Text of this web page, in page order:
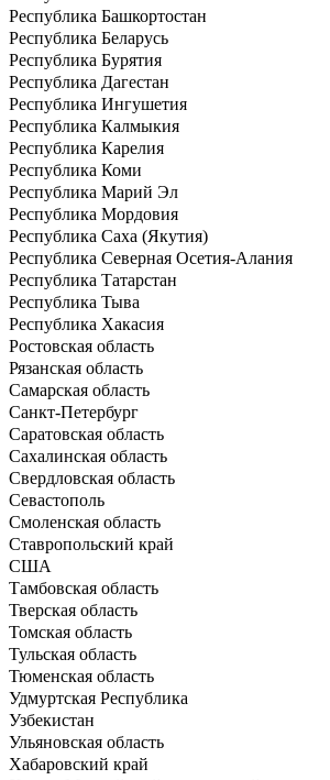
Республика Башкортостан
Республика Беларусь
Республика Бурятия
Республика Дагестан
Республика Ингушетия
Республика Калмыкия
Республика Карелия
Республика Коми
Республика Марий Эл
Республика Мордовия
Республика Саха (Якутия)
Республика Северная Осетия-Алания
Республика Татарстан
Республика Тыва
Республика Хакасия
Ростовская область
Рязанская область
Самарская область
Санкт-Петербург
Саратовская область
Сахалинская область
Свердловская область
Севастополь
Смоленская область
Ставропольский край
США
Тамбовская область
Тверская область
Томская область
Тульская область
Тюменская область
Удмуртская Республика
Узбекистан
Ульяновская область
Хабаровский край